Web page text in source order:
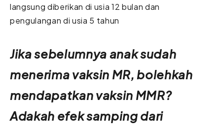
langsung diberikan di usia 12 bulan dan
pengulangan di usia 5 tahun
Jika sebelumnya anak sudah
menerima vaksin MR, bolehkah
mendapatkan vaksin MMR?
Adakah efek samping dari